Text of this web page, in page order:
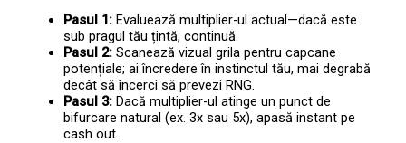
Pasul 1: Evaluează multiplier-ul actual—dacă este
sub pragul tău țintă, continuă.
Pasul 2: Scanează vizual grila pentru capcane
potențiale; ai încredere în instinctul tău, mai degrabă
decât să încerci să prevezi RNG.
Pasul 3: Dacă multiplier-ul atinge un punct de
bifurcare natural (ex. 3x sau 5x), apasă instant pe
cash out.